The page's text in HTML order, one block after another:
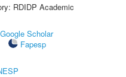
RDIDP Academic
Google Scholar
Fapesp